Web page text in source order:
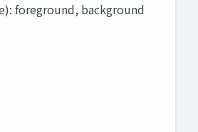
foreground, background